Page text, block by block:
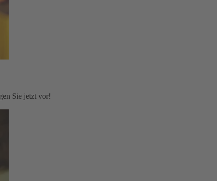
Sie jetzt vor!